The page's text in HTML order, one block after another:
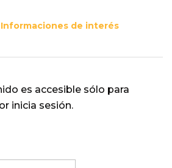
Informaciones de interés
es accesible sólo para
inicia sesión.